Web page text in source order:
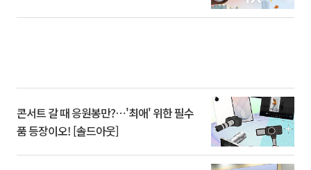
콘서트 갈 때 응원봉만?⋯'최애' 위한 필수
품 등장이오! [솔드아웃]